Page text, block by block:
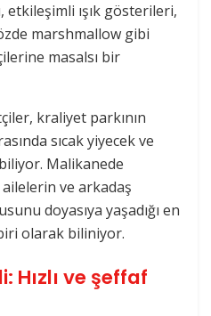
etkileşimli ışık gösterileri,
marshmallow gibi
masalsı bir
kraliyet parkının
sıcak yiyecek ve
Malikanede
ve arkadaş
doyasıya yaşadığı en
olarak biliniyor.
Hızlı ve şeffaf